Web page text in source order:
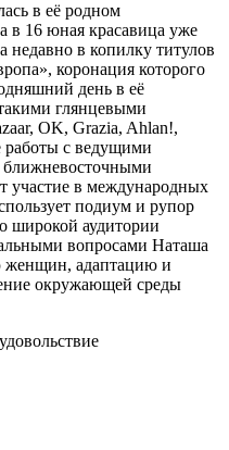
в её родном
в 16 юная красавица уже
недавно в копилку титулов
коронация которого
день в её
глянцевыми
OK, Grazia, Ahlan!,
работы с ведущими
участие в международных
подиум и рупор
широкой аудитории
вопросами Наташа
женщин, адаптацию и
окружающей среды